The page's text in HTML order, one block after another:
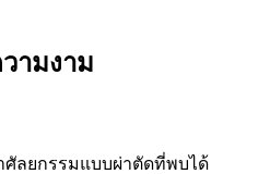
ามงาม
ศัลยกรรมแบบผ่าตัดที่พบได้